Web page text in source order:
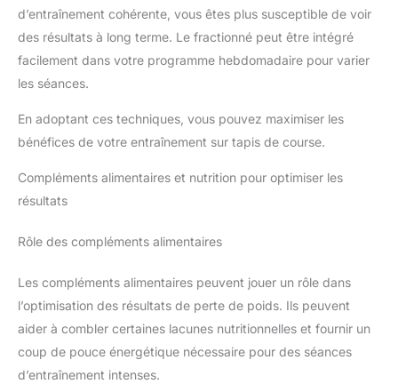
d’entraînement cohérente, vous êtes plus susceptible de voir
des résultats à long terme. Le fractionné peut être intégré
facilement dans votre programme hebdomadaire pour varier
les séances.
En adoptant ces techniques, vous pouvez maximiser les
bénéfices de votre entraînement sur tapis de course.
Compléments alimentaires et nutrition pour optimiser les
résultats
Rôle des compléments alimentaires
Les compléments alimentaires peuvent jouer un rôle dans
l’optimisation des résultats de perte de poids. Ils peuvent
aider à combler certaines lacunes nutritionnelles et fournir un
coup de pouce énergétique nécessaire pour des séances
d’entraînement intenses.